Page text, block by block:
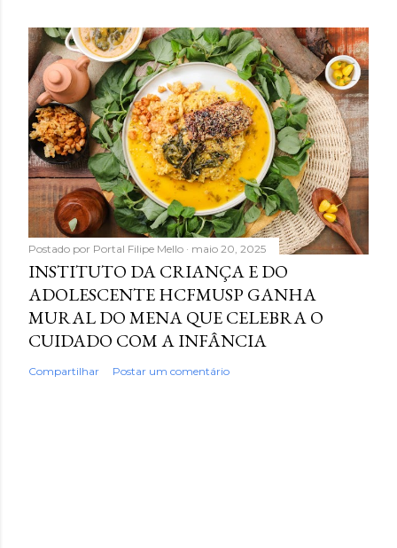
Postado por Portal Filipe Mello maio 20, 2025
INSTITUTO DA CRIANÇA E DO
ADOLESCENTE HCFMUSP GANHA
MURAL DO MENA QUE CELEBRA O
CUIDADO COM A INFÂNCIA
Compartilhar Postar um comentário